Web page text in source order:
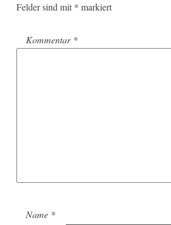
Felder sind mit * markiert
Kommentar *
Name *